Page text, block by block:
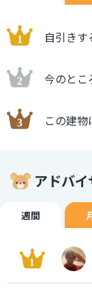
自引き
今のとこ
この建
アドバ
週間